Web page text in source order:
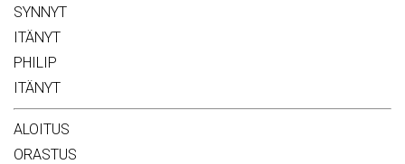
SYNNYT
ITÄNYT
PHILIP
ITÄNYT
ALOITUS
ORASTUS